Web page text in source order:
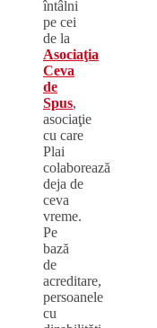
întâlni
pe cei
de la
Asociaţia
Ceva
de
Spus,
asociaţie
cu care
Plai
colaborează
deja de
ceva
vreme.
Pe
bază
de
acreditare,
persoanele
cu